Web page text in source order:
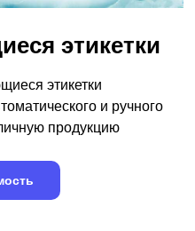
этикетки
этикетки
и ручного
продукцию